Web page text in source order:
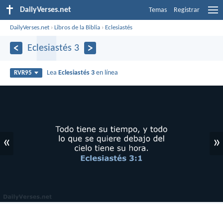
DailyVerses.net Temas Registrar
DailyVerses.net ›Libros de la Biblia › Eclesiastés
Eclesiastés 3
RVR95 Lea Eclesiastés 3 en línea
« »